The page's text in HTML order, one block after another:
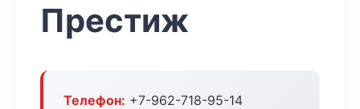
Престиж
Телефон: +7-962-718-95-14